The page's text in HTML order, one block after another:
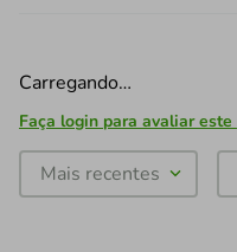
Carregando…
Faça login para avaliar
Mais recentes